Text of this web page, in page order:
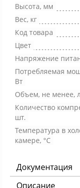
Высота, мм
Вес, кг
Код товара
Цвет
Напряжение
Потребляемая
Вт
Объем, не менее, л
Количество
шт.
Температура в
камере, °С
Документация
Описание